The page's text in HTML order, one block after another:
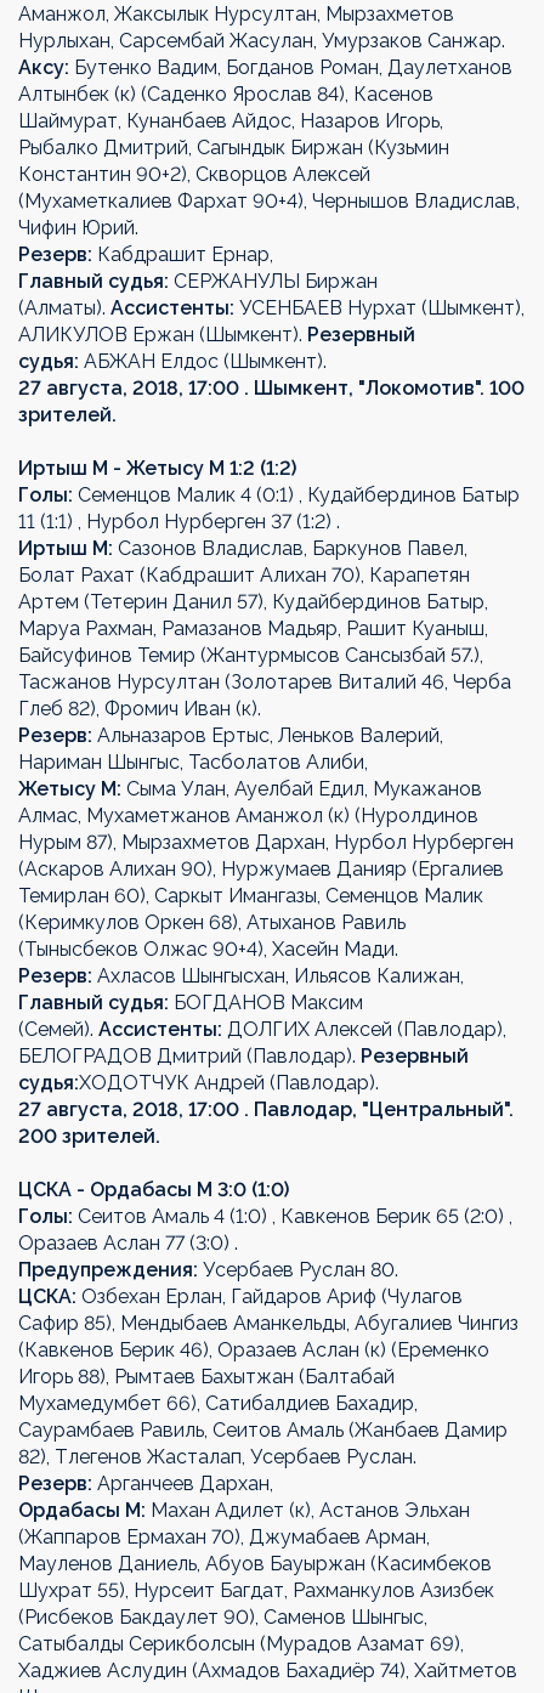
Аманжол, Жаксылык Нурсултан, Мырзахметов
Нурлыхан, Сарсембай Жасулан, Умурзаков Санжар.
Аксу: Бутенко Вадим, Богданов Роман, Даулетханов
Алтынбек (к) (Саденко Ярослав 84), Касенов
Шаймурат, Кунанбаев Айдос, Назаров Игорь,
Рыбалко Дмитрий, Сагындык Биржан (Кузьмин
Константин 90+2), Скворцов Алексей
(Мухаметкалиев Фархат 90+4), Чернышов Владислав,
Чифин Юрий.
Резерв: Кабдрашит Ернар,
Главный судья: СЕРЖАНУЛЫ Биржан
(Алматы). Ассистенты: УСЕНБАЕВ Нурхат (Шымкент),
АЛИКУЛОВ Ержан (Шымкент). Резервный
судья: АБЖАН Елдос (Шымкент).
27 августа, 2018, 17:00 . Шымкент, "Локомотив". 100
зрителей.
Иртыш М - Жетысу М 1:2 (1:2)
Голы: Семенцов Малик 4 (0:1) , Кудайбердинов Батыр
11 (1:1) , Нурбол Нурберген 37 (1:2) .
Иртыш М: Сазонов Владислав, Баркунов Павел,
Болат Рахат (Кабдрашит Алихан 70), Карапетян
Артем (Тетерин Данил 57), Кудайбердинов Батыр,
Маруа Рахман, Рамазанов Мадьяр, Рашит Куаныш,
Байсуфинов Темир (Жантурмысов Сансызбай 57.),
Тасжанов Нурсултан (Золотарев Виталий 46, Черба
Глеб 82), Фромич Иван (к).
Резерв: Альназаров Ертыс, Леньков Валерий,
Нариман Шынгыс, Тасболатов Алиби,
Жетысу М: Сыма Улан, Ауелбай Едил, Мукажанов
Алмас, Мухаметжанов Аманжол (к) (Нуролдинов
Нурым 87), Мырзахметов Дархан, Нурбол Нурберген
(Аскаров Алихан 90), Нуржумаев Данияр (Ергалиев
Темирлан 60), Саркыт Имангазы, Семенцов Малик
(Керимкулов Оркен 68), Атыханов Равиль
(Тынысбеков Олжас 90+4), Хасейн Мади.
Резерв: Ахласов Шынгысхан, Ильясов Калижан,
Главный судья: БОГДАНОВ Максим
(Семей). Ассистенты: ДОЛГИХ Алексей (Павлодар),
БЕЛОГРАДОВ Дмитрий (Павлодар). Резервный
судья:ХОДОТЧУК Андрей (Павлодар).
27 августа, 2018, 17:00 . Павлодар, "Центральный".
200 зрителей.
ЦСКА - Ордабасы М 3:0 (1:0)
Голы: Сеитов Амаль 4 (1:0) , Кавкенов Берик 65 (2:0) ,
Оразаев Аслан 77 (3:0) .
Предупреждения: Усербаев Руслан 80.
ЦСКА: Озбехан Ерлан, Гайдаров Ариф (Чулагов
Сафир 85), Мендыбаев Аманкельды, Абугалиев Чингиз
(Кавкенов Берик 46), Оразаев Аслан (к) (Еременко
Игорь 88), Рымтаев Бахытжан (Балтабай
Мухамедумбет 66), Сатибалдиев Бахадир,
Саурамбаев Равиль, Сеитов Амаль (Жанбаев Дамир
82), Тлегенов Жасталап, Усербаев Руслан.
Резерв: Арганчеев Дархан,
Ордабасы М: Махан Адилет (к), Астанов Эльхан
(Жаппаров Ермахан 70), Джумабаев Арман,
Мауленов Даниель, Абуов Бауыржан (Касимбеков
Шухрат 55), Нурсеит Багдат, Рахманкулов Азизбек
(Рисбеков Бакдаулет 90), Саменов Шынгыс,
Сатыбалды Серикболсын (Мурадов Азамат 69),
Хаджиев Аслудин (Ахмадов Бахадиёр 74), Хайтметов